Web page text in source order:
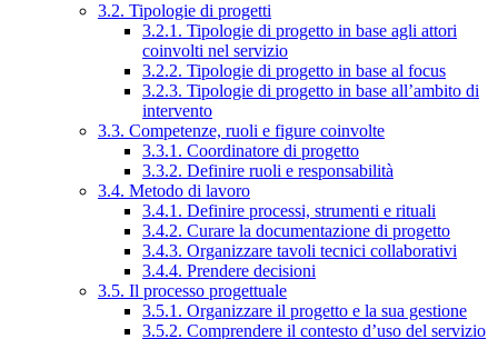
3.2. Tipologie di progetti
3.2.1. Tipologie di progetto in base agli attori
coinvolti nel servizio
3.2.2. Tipologie di progetto in base al focus
3.2.3. Tipologie di progetto in base all’ambito di
intervento
3.3. Competenze, ruoli e figure coinvolte
3.3.1. Coordinatore di progetto
3.3.2. Definire ruoli e responsabilità
3.4. Metodo di lavoro
3.4.1. Definire processi, strumenti e rituali
3.4.2. Curare la documentazione di progetto
3.4.3. Organizzare tavoli tecnici collaborativi
3.4.4. Prendere decisioni
3.5. Il processo progettuale
3.5.1. Organizzare il progetto e la sua gestione
3.5.2. Comprendere il contesto d’uso del servizio